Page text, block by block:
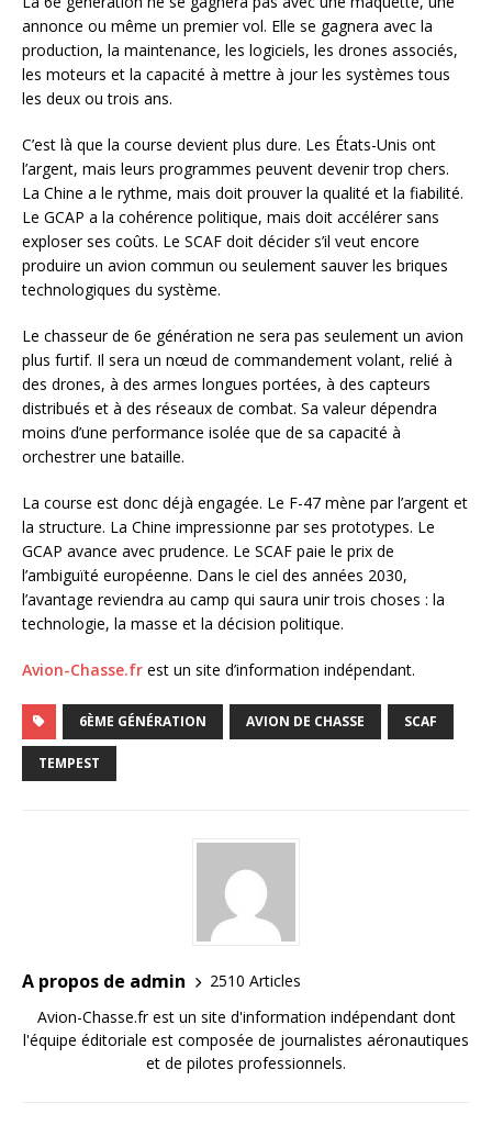
annonce ou même un premier vol. Elle se gagnera avec la
production, la maintenance, les logiciels, les drones associés,
les moteurs et la capacité à mettre à jour les systèmes tous
les deux ou trois ans.
C’est là que la course devient plus dure. Les États-Unis ont
l’argent, mais leurs programmes peuvent devenir trop chers.
La Chine a le rythme, mais doit prouver la qualité et la fiabilité.
Le GCAP a la cohérence politique, mais doit accélérer sans
exploser ses coûts. Le SCAF doit décider s’il veut encore
produire un avion commun ou seulement sauver les briques
technologiques du système.
Le chasseur de 6e génération ne sera pas seulement un avion
plus furtif. Il sera un nœud de commandement volant, relié à
des drones, à des armes longues portées, à des capteurs
distribués et à des réseaux de combat. Sa valeur dépendra
moins d’une performance isolée que de sa capacité à
orchestrer une bataille.
La course est donc déjà engagée. Le F-47 mène par l’argent et
la structure. La Chine impressionne par ses prototypes. Le
GCAP avance avec prudence. Le SCAF paie le prix de
l’ambiguïté européenne. Dans le ciel des années 2030,
l’avantage reviendra au camp qui saura unir trois choses : la
technologie, la masse et la décision politique.
Avion-Chasse.fr est un site d’information indépendant.
6ÈME GÉNÉRATION AVION DE CHASSE SCAF
TEMPEST
A propos de admin
2510 Articles
Avion-Chasse.fr est un site d'information indépendant dont
l'équipe éditoriale est composée de journalistes aéronautiques
et de pilotes professionnels.